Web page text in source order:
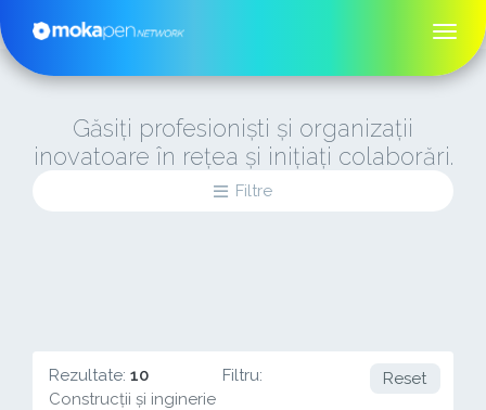
Găsiți profesioniști și organizații
inovatoare în rețea și inițiați colaborări.
Filtre
Rezultate: 10
Filtru:
Construcții și inginerie
Reset